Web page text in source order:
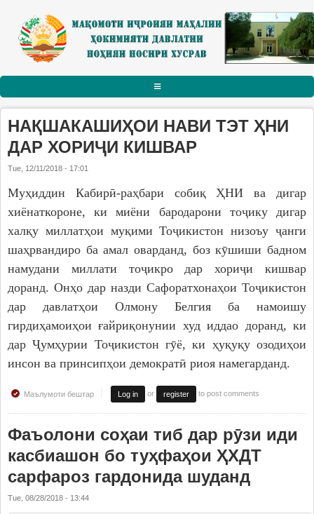
Skip to main content
АСОСӢ
РАИСИ НОҲИЯ
Тарҷумаи ҳол
Паёму табрикот
Суханрониҳо
Боздидҳо
Мулоқотҳо
МАҚОМОТИ ИҶРОИЯ
Дастгоҳи раиси ноҳия
Муовинони раиси ноҳия
Сохтор
Воҳидҳои сохтории мақомоти иҷроия
Иқтисодиёт
МАҚОМОТИ НАМОЯНДАГӢ
НАҚШАКАШИҲОИ НАВИ ТЭТ ҲНИ
ДАР ХОРИҶИ КИШВАР
Tue, 12/11/2018 - 17:01
Муҳиддин Кабирӣ-раҳбари собиқ ҲНИ ва дигар
хиёнаткороне, ки миёни бародарони тоҷику дигар
халқу миллатҳои муқими Тоҷикистон низоъу ҷанги
шаҳрвандиро ба амал оварданд, боз кӯшиши бадном
намудани миллати тоҷикро дар хориҷи кишвар
доранд. Онҳо дар назди Сафоратхонаҳои Тоҷикистон
дар давлатҳои Олмону Белгия ба намоишу
гирдиҳамоиҳои ғайриқонунии худ иддао доранд, ки
дар Ҷумҳурии Тоҷикистон гӯё, ки ҳуқуқу озодиҳои
инсон ва принсипҳои демократӣ риоя намегарданд.
Маълумоти бештар Log in or register to post comments
Фаъолони соҳаи тиб дар рӯзи иди
касбиашон бо туҳфаҳои ҲХДТ
сарфароз гардонида шуданд
Tue, 08/28/2018 - 13:44